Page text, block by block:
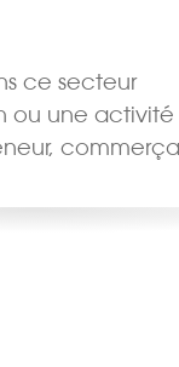
ce secteur
ou une